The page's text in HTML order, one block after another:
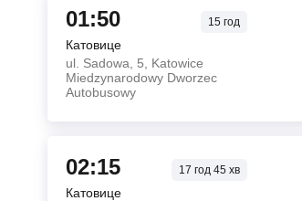
01:50 15 год
Катовице
ul. Sadowa, 5, Katowice
Miedzynarodowy Dworzec
Autobusowy
02:15 17 год45 хв
Катовице